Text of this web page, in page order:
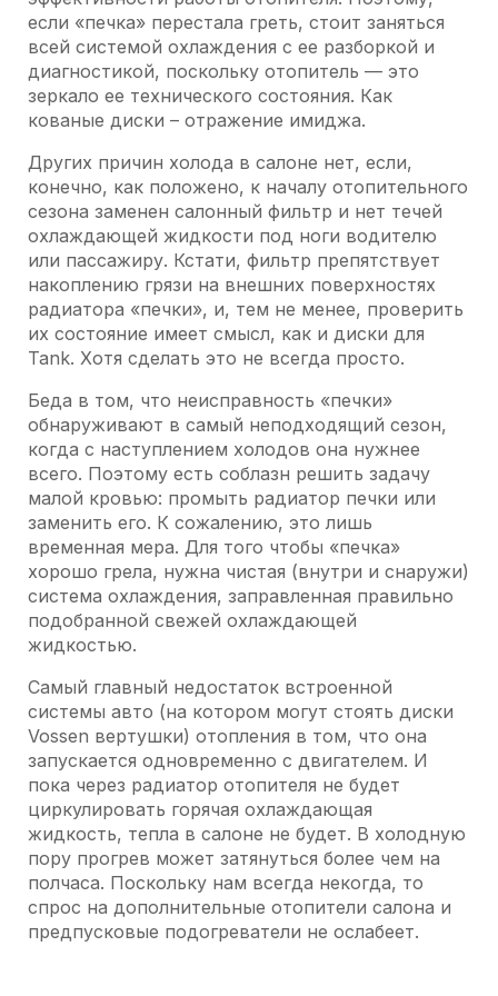
если «печка» перестала греть, стоит заняться
всей системой охлаждения с ее разборкой и
диагностикой, поскольку отопитель — это
зеркало ее технического состояния. Как
кованые диски – отражение имиджа.
Других причин холода в салоне нет, если,
конечно, как положено, к началу отопительного
сезона заменен салонный фильтр и нет течей
охлаждающей жидкости под ноги водителю
или пассажиру. Кстати, фильтр препятствует
накоплению грязи на внешних поверхностях
радиатора «печки», и, тем не менее, проверить
их состояние имеет смысл, как и диски для
Tank. Хотя сделать это не всегда просто.
Беда в том, что неисправность «печки»
обнаруживают в самый неподходящий сезон,
когда с наступлением холодов она нужнее
всего. Поэтому есть соблазн решить задачу
малой кровью: промыть радиатор печки или
заменить его. К сожалению, это лишь
временная мера. Для того чтобы «печка»
хорошо грела, нужна чистая (внутри и снаружи)
система охлаждения, заправленная правильно
подобранной свежей охлаждающей
жидкостью.
Самый главный недостаток встроенной
системы авто (на котором могут стоять диски
Vossen вертушки) отопления в том, что она
запускается одновременно с двигателем. И
пока через радиатор отопителя не будет
циркулировать горячая охлаждающая
жидкость, тепла в салоне не будет. В холодную
пору прогрев может затянуться более чем на
полчаса. Поскольку нам всегда некогда, то
спрос на дополнительные отопители салона и
предпусковые подогреватели не ослабеет.